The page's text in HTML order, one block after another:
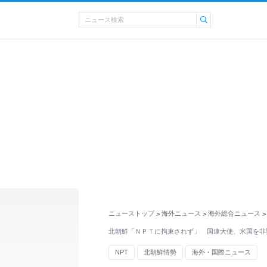
ニューストップ > 海外ニュース > 海外総合ニュース >
北朝鮮「ＮＰＴに拘束されず」 国連大使、米国を非
NPT 北朝鮮情勢 海外・国際ニュース